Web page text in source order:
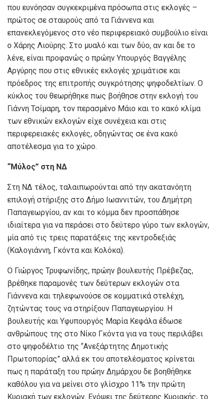
που ευνόησαν συγκεκριμένα πρόσωπα στις εκλογές –
πρώτος σε σταυρούς από τα Γιάννενα και
επανεκλεγόμενος στο νέο περιφερειακό συμβούλιο είναι
ο Χάρης Λιούρης. Στο μυαλό και των δύο, αν και δε το
λένε, είναι προφανώς ο πρώην Υπουργός Βαγγέλης
Αργύρης που στις εθνικές εκλογές χριμάτισε και
πρόεδρος της επιτροπής συγκρότησης ψηφοδελτίων. Ο
κύκλος του θεωρήθηκε πως βοήθησε στην εκλογή του
Γιάννη Τσίμαρη, τον περασμένο Μάιο και το κακό κλίμα
των εθνικών εκλογών είχε συνέχεια και στις
περιφερειακές εκλογές, οδηγώντας σε ένα κακό
αποτέλεσμα για το χώρο.
“Μύλος” στη ΝΔ
Στη ΝΔ τέλος, ταλαιπωρούνται από την ακατανόητη
επιλογή στήριξης στο Δήμο Ιωαννιτών, του Δημήτρη
Παπαγεωργίου, αν και το κόμμα δεν προσπάθησε
ιδιαίτερα για να περάσει στο δεύτερο γύρο των εκλογών,
μία από τις τρεις παρατάξεις της κεντροδεξιάς
(Καλογιάννη, Γκόντα και Κολόκα).
Ο Γιώργος Τρυφωνίδης, πρώην βουλευτής Πρέβεζας,
βρέθηκε παραμονές των δεύτερων εκλογών στα
Γιάννενα και τηλεφωνούσε σε κομματικά στελέχη,
ζητώντας τους να στηρίξουν Παπαγεωργίου. Η
βουλευτής και Υφυπουργός Μαρία Κεφάλα έδωσε
ανθρώπους της στο Νίκο Γκόντα για να τους περιλάβει
στο ψηφοδέλτιο της “Ανεξάρτητης Δημοτικής
Πρωτοπορίας” αλλά εκ του αποτελέσματος κρίνεται
πως η παράταξη του πρώην Δημάρχου δε βοηθήθηκε
καθόλου για να μείνει στο γλίσχρο 11% την πρώτη
Κυριακή των εκλογών. Ενόψει της δεύτερης Κυριακής, το